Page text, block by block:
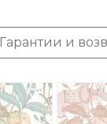
Гарантии и